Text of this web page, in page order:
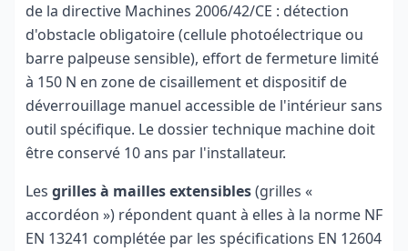
de la directive Machines 2006/42/CE : détection
d'obstacle obligatoire (cellule photoélectrique ou
barre palpeuse sensible), effort de fermeture limité
à 150 N en zone de cisaillement et dispositif de
déverrouillage manuel accessible de l'intérieur sans
outil spécifique. Le dossier technique machine doit
être conservé 10 ans par l'installateur.
Les grilles à mailles extensibles(grilles «
accordéon ») répondent quant à elles à la norme NF
EN 13241 complétée par les spécifications EN 12604